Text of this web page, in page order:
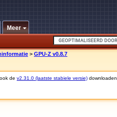
Meer
> GPU-Z v0.8.7
de v2.31.0 (laatste stabiele versie) downloaden.